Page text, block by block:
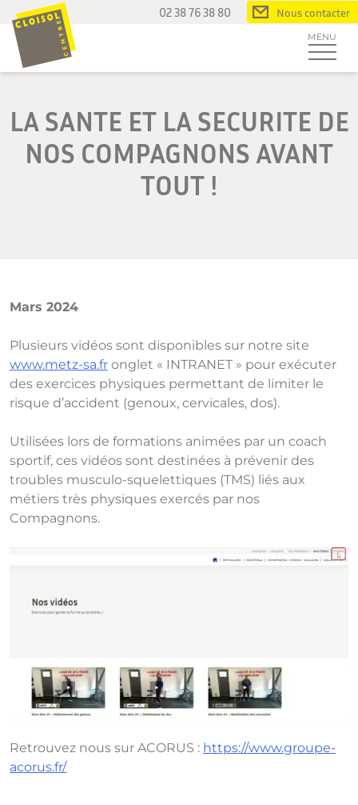
Passer
au
contenu
02 38 76 38 80 Nous contacter
MENU
LA SANTE ET LA SECURITE DE
NOS COMPAGNONS AVANT
TOUT !
Mars 2024
Plusieurs vidéos sont disponibles sur notre site
www.metz-sa.fr onglet « INTRANET » pour exécuter
des exercices physiques permettant de limiter le
risque d’accident (genoux, cervicales, dos).
Utilisées lors de formations animées par un coach
sportif, ces vidéos sont destinées à prévenir des
troubles musculo-squelettiques (TMS) liés aux
métiers très physiques exercés par nos
Compagnons.
Retrouvez nous sur ACORUS : https://www.groupe-
acorus.fr/